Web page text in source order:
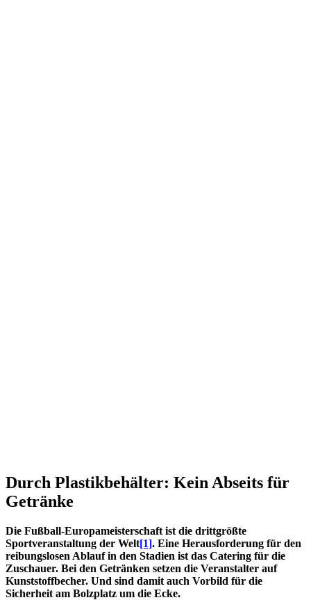
Durch Plastikbehälter: Kein Abseits für
Getränke
Die Fußball-Europameisterschaft ist die drittgrößte
Sportveranstaltung der Welt[1]. Eine Herausforderung für den
reibungslosen Ablauf in den Stadien ist das Catering für die
Zuschauer. Bei den Getränken setzen die Veranstalter auf
Kunststoffbecher. Und sind damit auch Vorbild für die
Sicherheit am Bolzplatz um die Ecke.